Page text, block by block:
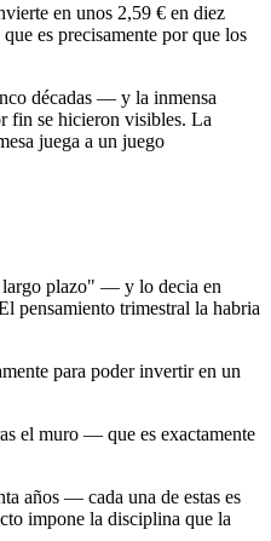
en unos 2,59 € en diez
es precisamente por que los
décadas — y la inmensa
fin se hicieron visibles. La
juega a un juego
largo plazo" — y lo decia en
pensamiento trimestral la habria
para poder invertir en un
el muro — que es exactamente
años — cada una de estas es
impone la disciplina que la